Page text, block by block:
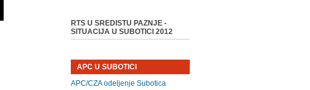
RTS U SREDISTU PAZNJE -
SITUACIJA U SUBOTICI 2012
APC U SUBOTICI
APC/CZA odeljenje Subotica